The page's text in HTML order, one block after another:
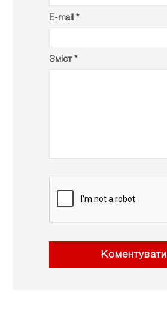
E-mail *
Зміст *
Коментувати